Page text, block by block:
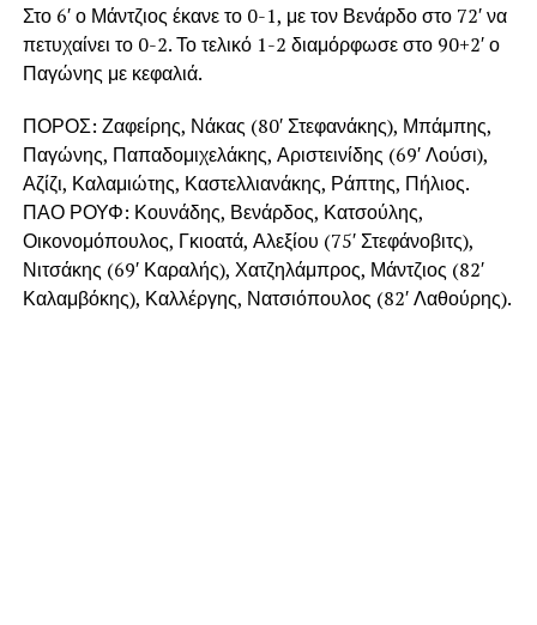
Στο 6′ ο Μάντζιος έκανε το 0-1, με τον Βενάρδο στο 72′ να
πετυχαίνει το 0-2. Το τελικό 1-2 διαμόρφωσε στο 90+2′ ο
Παγώνης με κεφαλιά.
ΠΟΡΟΣ: Ζαφείρης, Νάκας (80′ Στεφανάκης), Μπάμπης,
Παγώνης, Παπαδομιχελάκης, Αριστεινίδης (69′ Λούσι),
Αζίζι, Καλαμιώτης, Καστελλιανάκης, Ράπτης, Πήλιος.
ΠΑΟ ΡΟΥΦ: Κουνάδης, Βενάρδος, Κατσούλης,
Οικονομόπουλος, Γκιοατά, Αλεξίου (75′ Στεφάνοβιτς),
Νιτσάκης (69′ Καραλής), Χατζηλάμπρος, Μάντζιος (82′
Καλαμβόκης), Καλλέργης, Νατσιόπουλος (82′ Λαθούρης).